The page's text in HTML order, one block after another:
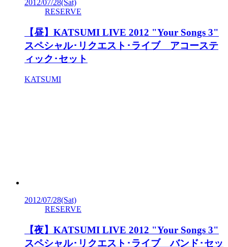
2012/07/28(Sat)
RESERVE
【昼】KATSUMI LIVE 2012 "Your Songs 3"
スペシャル･リクエスト･ライブ アコーステ
ィック･セット
KATSUMI
2012/07/28(Sat)
RESERVE
【夜】KATSUMI LIVE 2012 "Your Songs 3"
スペシャル･リクエスト･ライブ バンド･セッ